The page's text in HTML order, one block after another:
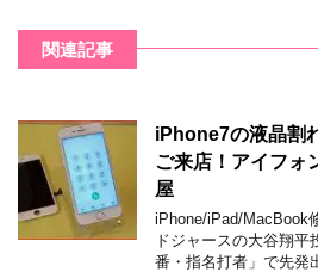
関連記事
iPhone7の液晶割
ご来店！アイフォ
屋
iPhone/iPad/MacBook
ドジャースの大谷翔平
番・指名打者」で先発